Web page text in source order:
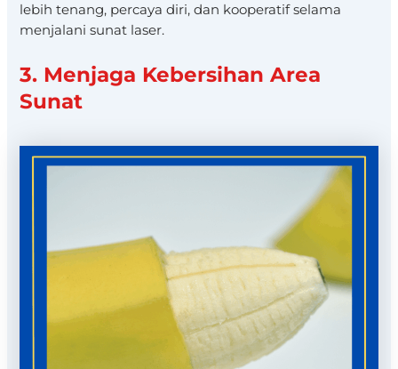
lebih tenang, percaya diri, dan kooperatif selama
menjalani sunat laser.
3. Menjaga Kebersihan Area
Sunat